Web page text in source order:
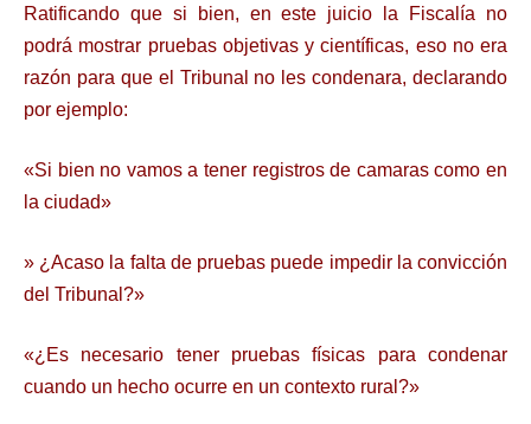
Ratificando que si bien, en este juicio la Fiscalía no
podrá mostrar pruebas objetivas y científicas, eso no era
razón para que el Tribunal no les condenara, declarando
por ejemplo:
«Si bien no vamos a tener registros de camaras como en
la ciudad»
» ¿Acaso la falta de pruebas puede impedir la convicción
del Tribunal?»
«¿Es necesario tener pruebas físicas para condenar
cuando un hecho ocurre en un contexto rural?»